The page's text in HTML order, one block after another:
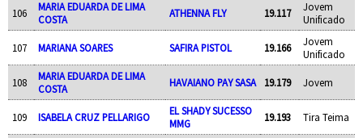
106
MARIA EDUARDA DE LIMA
COSTA
ATHENNA FLY 19.117
Jovem
Unificado
107 MARIANA SOARES SAFIRA PISTOL 19.166
Jovem
Unificado
108
MARIA EDUARDA DE LIMA
COSTA
HAVAIANO PAY SASA 19.179 Jovem
109 ISABELA CRUZ PELLARIGO
EL SHADY SUCESSO
MMG
19.193 Tira Teima